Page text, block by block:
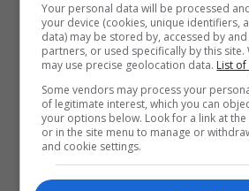
Your personal data will be processed
your device (cookies, unique identifiers,
data) may be stored by, accessed by
partners, or used specifically by this
may use precise geolocation data. List
Some vendors may process your
of legitimate interest, which you can
your options below. Look for a link at
or in the site menu to manage or
and cookie settings.